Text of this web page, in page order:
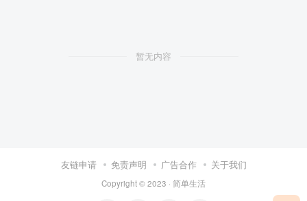
暂无内容
友链申请 免责声明 广告合作 关于我们
Copyright © 2023 · 简单生活